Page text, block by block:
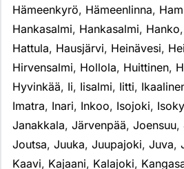
Hämeenkyrö, Hämeenlinna,
Hankasalmi, Hankasalmi, Hanko,
Hattula, Hausjärvi, Heinävesi,
Hirvensalmi, Hollola, Huittinen,
Hyvinkää, Ii, Iisalmi, Iitti,
Imatra, Inari, Inkoo, Isojoki,
Janakkala, Järvenpää, Joensuu,
Joutsa, Juuka, Juupajoki, Juva,
Kaavi, Kajaani, Kalajoki,